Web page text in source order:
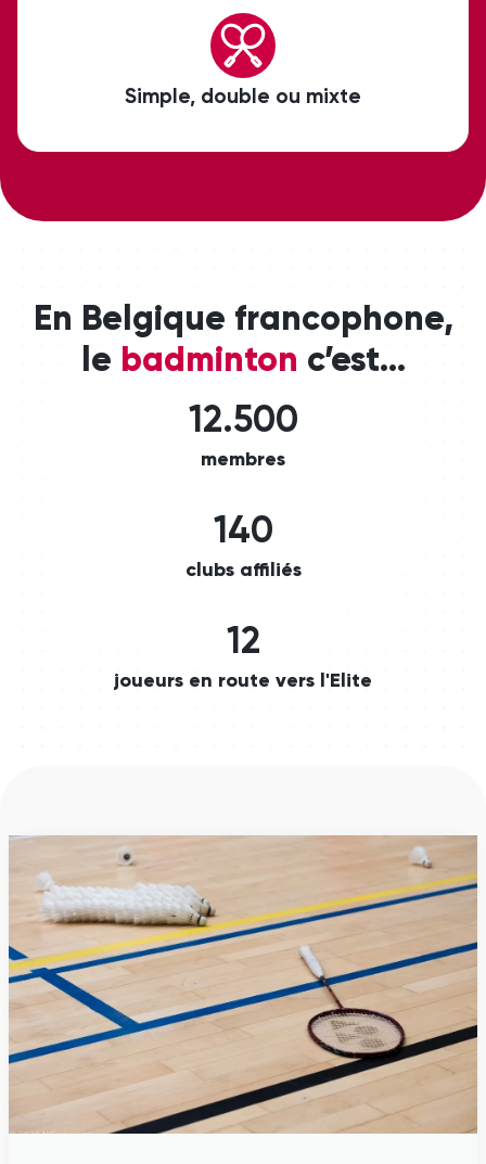
Simple, double ou mixte
En Belgique francophone,
le badminton c’est…
membres
12.500
clubs affiliés
140
joueurs en route vers l'Elite
12